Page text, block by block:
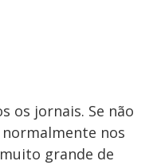
os jornais. Se não
nos
grande de